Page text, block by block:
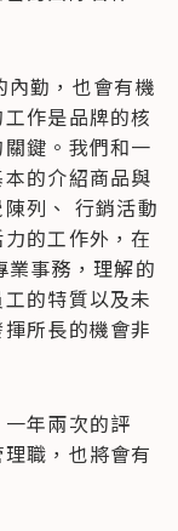
。
勤，也會有機
作是品牌的核
鍵。我們和一
的介紹商品與
列、 行銷活動
的工作外，在
事務，理解的
的特質以及未
所長的機會非
年兩次的評
職，也將會有